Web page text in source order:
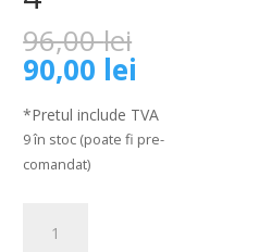
96,00lei
fost:
96,00 lei.
90,00 lei
este:
90,00 lei.
*Pretul include TVA
9 în stoc (poate fi pre-
comandat)
Capat